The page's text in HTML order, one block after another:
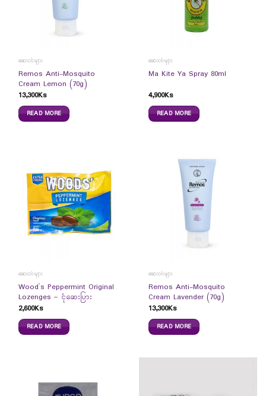
ဆေးဝါးများ
Remos Anti-Mosquito
Cream Lemon (70g)
13,300Ks
READ MORE
ဆေးဝါးများ
Ma Kite Ya Spray 80ml
4,900Ks
READ MORE
ဆေးဝါးများ
Wood`s Peppermint Original
Lozenges – ငုံဆေးပြား
2,600Ks
READ MORE
ဆေးဝါးများ
Remos Anti-Mosquito
Cream Lavender (70g)
13,300Ks
READ MORE